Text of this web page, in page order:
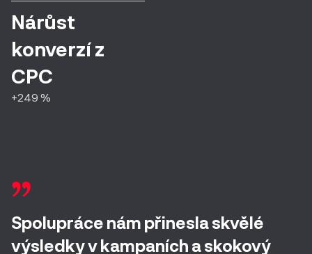
Nárůst
konverzí z
CPC
+249 %
Spolupráce nám přinesla skvělé
výsledky v kampaních a skokový